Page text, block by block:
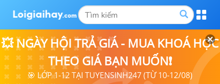
💥 NGÀY HỘI TRẢ GIÁ - MUA KHOÁ HỌC
THEO GIÁ BẠN MUỐN❗
🎯 LỚP 1-12 TẠI TUYENSINH247 (TỪ 10-12/08)